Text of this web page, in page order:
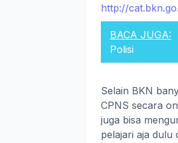
http://
BACA JUGA:
Polisi
Selain BKN
CPNS secara
juga bisa
pelajari aja dulu